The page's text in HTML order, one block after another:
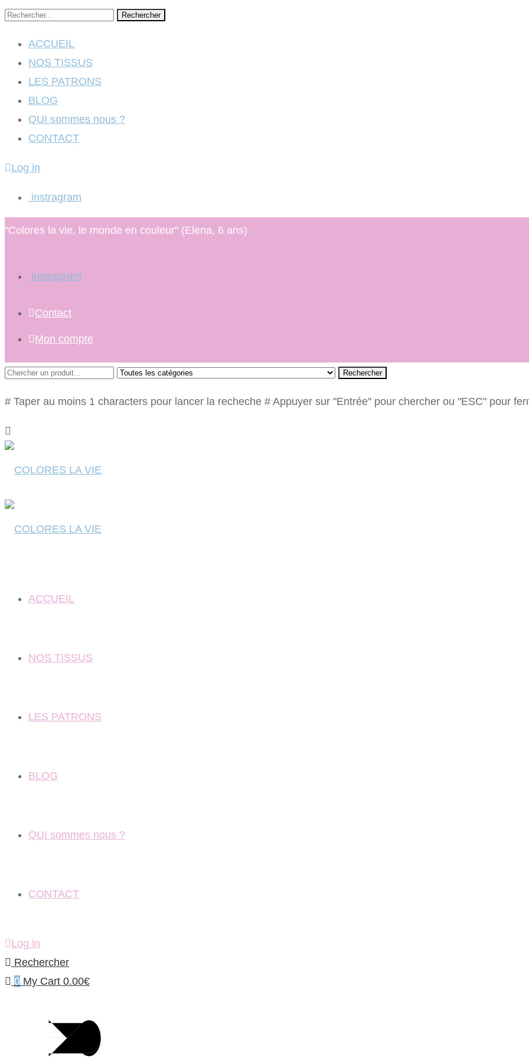
Rechercher
ACCUEIL
NOS TISSUS
LES PATRONS
BLOG
QUI sommes nous ?
CONTACT
Log in
instragram
"Colores la vie, le monde en couleur" (Elena, 6 ans)
instragram
Contact
Mon compte
Rechercher
# Taper au moins 1 characters pour lancer la recheche # Appuyer sur "Entrée" pour chercher ou "ESC" pour
ACCUEIL
NOS TISSUS
LES PATRONS
BLOG
QUI sommes nous ?
CONTACT
Log in
Rechercher
0 My Cart 0.00€